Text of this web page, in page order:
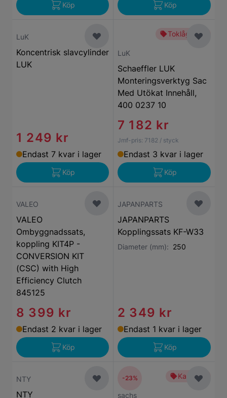
Köp Köp
LuK
Koncentrisk slavcylinder
LUK
1 249 kr
Endast 7 kvar i lager
Köp
Toklågt pris
LuK
Schaeffler LUK
Monteringsverktyg Sac
Med Utökat Innehåll,
400 0237 10
7 182 kr
Jmf-pris: 7182 / styck
Endast 3 kvar i lager
Köp
VALEO
VALEO
Ombyggnadssats,
koppling KIT4P -
CONVERSION KIT
(CSC) with High
Efficiency Clutch
845125
8 399 kr
Endast 2 kvar i lager
Köp
JAPANPARTS
JAPANPARTS
Kopplingssats KF-W33
Diameter (mm): 250
2 349 kr
Endast 1 kvar i lager
Köp
NTY
NTY
Kampanj
sachs
-23%